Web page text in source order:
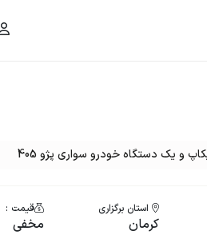
و یک دستگاه خودرو سواری پژو 405
استان برگزاری
کرمان
قیمت :
مخفی